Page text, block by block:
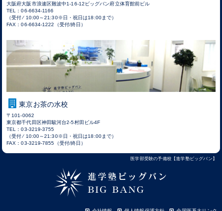
大阪府大阪市浪速区難波中1-16-12ビッグバン府立体育館前ビル
TEL：06-6634-1166
（受付 ⁄ 10:00～21:30※日・祝日は18:00まで）
FAX：06-6634-1222（受付/終日）
東京お茶の水校
〒101-0062
東京都千代田区神田駿河台2-5村田ビル4F
TEL：03-3219-3755
（受付 ⁄ 10:00～21:30※日・祝日は18:00まで）
FAX：03-3219-7855（受付/終日）
医学部受験の予備校【進学塾ビッグバン】